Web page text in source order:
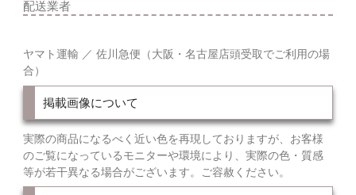
配送業者
ヤマト運輸 ／ 佐川急便（大阪・名古屋店頭受取でご利用の場
合）
掲載画像について
実際の商品になるべく近い色を再現しておりますが、お客様
のご覧になっているモニターや環境により、実際の色・質感
等が若干異なる場合がございます。ご容赦ください。